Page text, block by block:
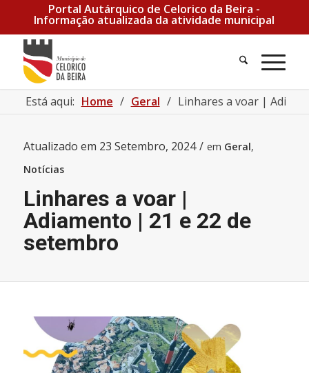
Portal Autárquico de Celorico da Beira -
Informação atualizada da atividade municipal
Está aqui: Home / Geral / Linhares a voar |
Atualizado em 23 Setembro, 2024 / em Geral,
Notícias
Linhares a voar |
Adiamento | 21 e 22 de
setembro